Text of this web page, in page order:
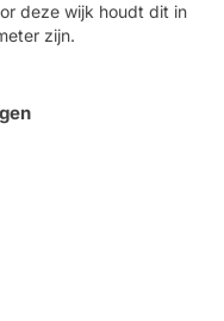
deze wijk houdt dit in
zijn.